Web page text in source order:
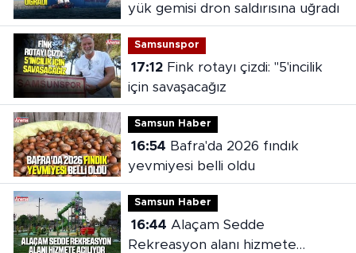
yük gemisi dron saldırısına uğradı
Samsunspor
17:12Fink rotayı çizdi: "5'incilik
için savaşacağız
Samsun Haber
16:54
yevmiyesi belli oldu
Samsun Haber
16:44
Rekreasyon alanı hizmete